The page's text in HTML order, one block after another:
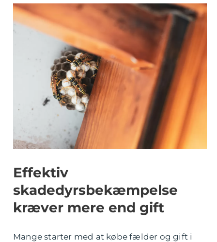
Effektiv
skadedyrsbekæmpelse
kræver mere end gift
Mange starter med at købe fælder og gift i